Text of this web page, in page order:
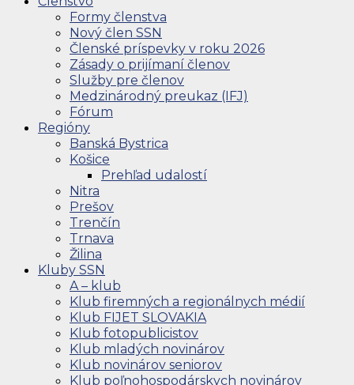
Formy členstva
Nový člen SSN
Členské príspevky v roku 2026
Zásady o prijímaní členov
Služby pre členov
Medzinárodný preukaz (IFJ)
Fórum
Regióny
Banská Bystrica
Košice
Prehľad udalostí
Nitra
Prešov
Trenčín
Trnava
Žilina
Kluby SSN
A – klub
Klub firemných a regionálnych médií
Klub FIJET SLOVAKIA
Klub fotopublicistov
Klub mladých novinárov
Klub novinárov seniorov
Klub poľnohospodárskych novinárov